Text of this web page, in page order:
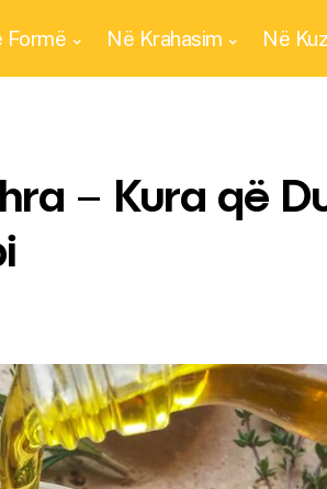
Formë Në Krahasim Në
– Kura që